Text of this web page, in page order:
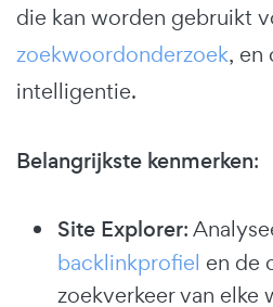
die kan worden gebruikt
zoekwoordonderzoek, en
intelligentie.
Belangrijkste kenmerken:
Site Explorer:
backlinkprofiel en de
zoekverkeer van elke